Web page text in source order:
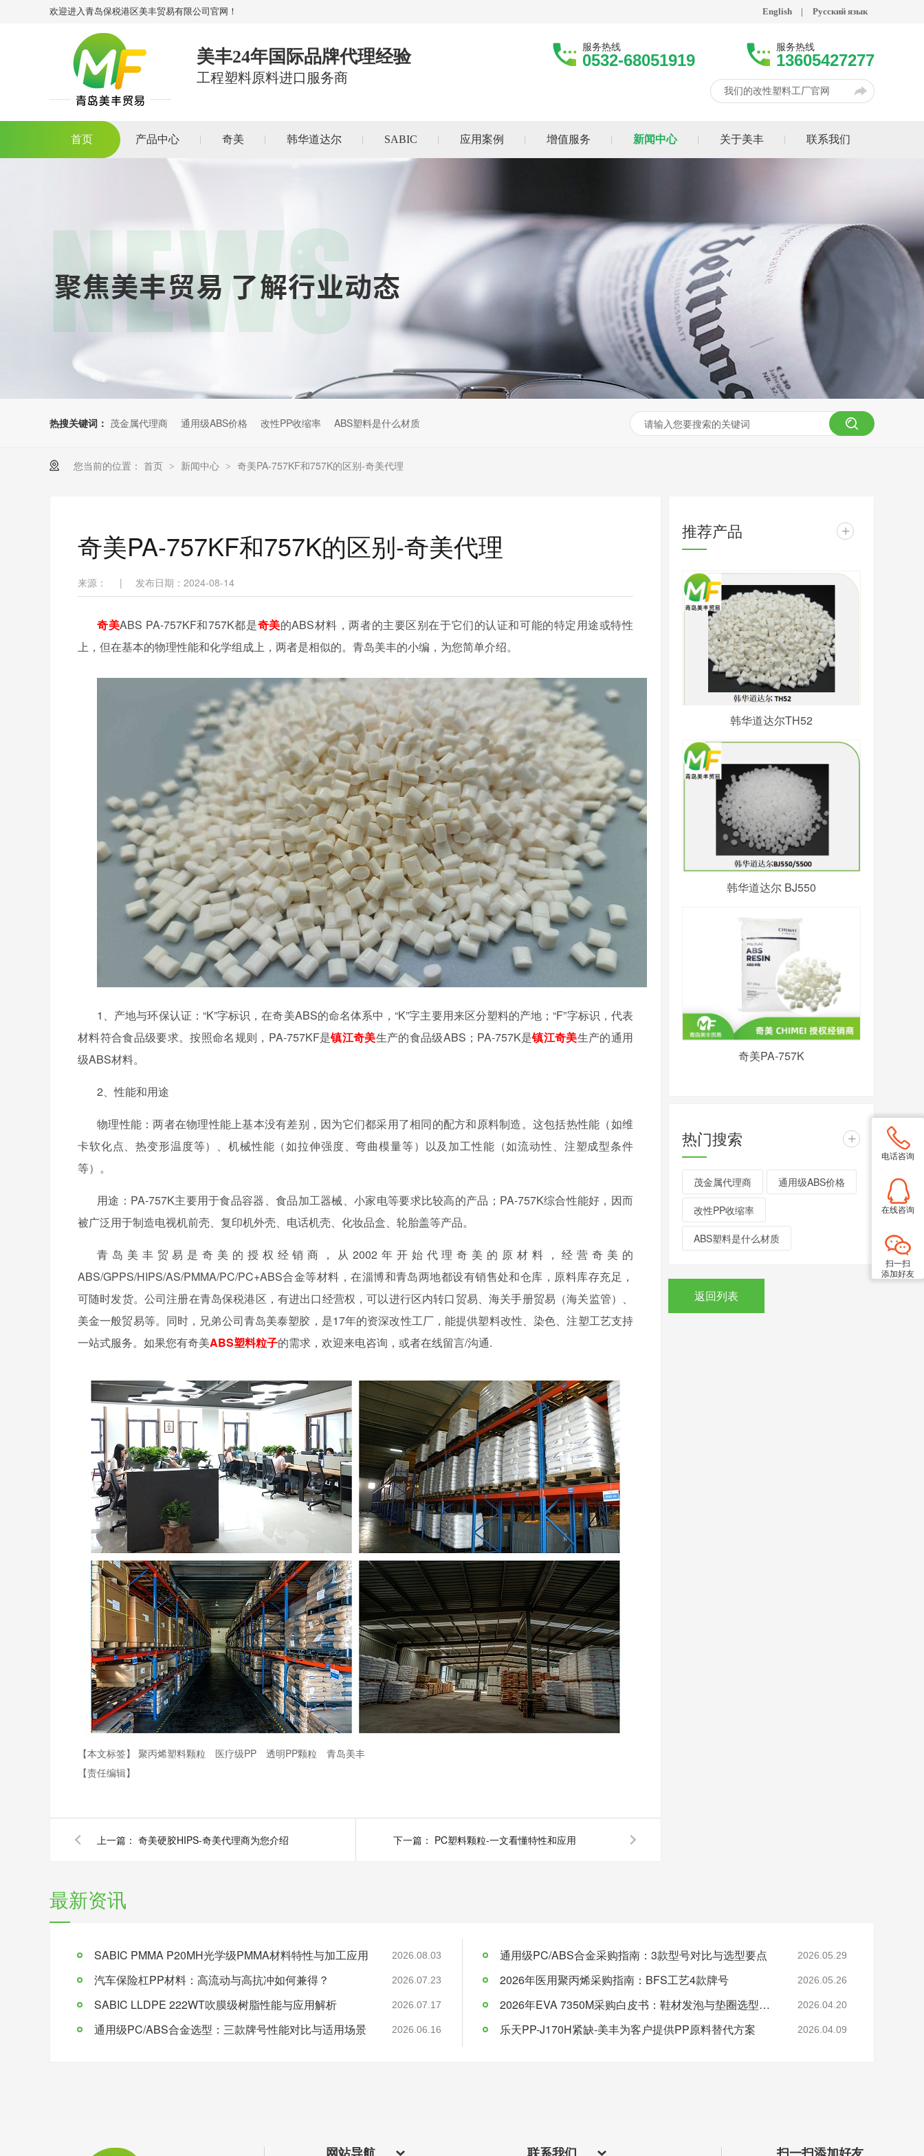
欢迎进入青岛保税港区美丰贸易有限公司官网！ English | Русский язык
美丰24年国际品牌代理经验
工程塑料原料进口服务商
服务热线
0532-68051919
服务热线
13605427277
我们的改性塑料工厂官网
首页 产品中心 奇美 韩华道达尔 SABIC 应用案例 增值服务 新闻中心 关于美丰 联系我们
热搜关键词： 茂金属代理商 通用级ABS价格 改性PP收缩率 ABS塑料是什么材质
您当前的位置： 首页 > 新闻中心 > 奇美PA-757KF和757K的区别-奇美代理
奇美PA-757KF和757K的区别-奇美代理
来源： | 发布日期：2024-08-14
奇美ABS PA-757KF和757K都是奇美的ABS材料，两者的主要区别在于它们的认证和可能的特定用途或特性
上，但在基本的物理性能和化学组成上，两者是相似的。青岛美丰的小编，为您简单介绍。
1、产地与环保认证：“K”字标识，在奇美ABS的命名体系中，“K”字主要用来区分塑料的产地；“F”字标识，代表
材料符合食品级要求。按照命名规则，PA-757KF是镇江奇美生产的食品级ABS；PA-757K是镇江奇美生产的通用
级ABS材料。
2、性能和用途
物理性能：两者在物理性能上基本没有差别，因为它们都采用了相同的配方和原料制造。这包括热性能（如维
卡软化点、热变形温度等）、机械性能（如拉伸强度、弯曲模量等）以及加工性能（如流动性、注塑成型条件
等）。
用途： PA-757K主要用于食品容器、食品加工器械、小家电等要求比较高的产品；PA-757K综合性能好，因而
被广泛用于制造电视机前壳、复印机外壳、电话机壳、化妆品盒、轮胎盖等产品。
青岛美丰贸易是奇美的授权经销商，从 2002年开始代理奇美的原材料，经营奇美的
ABS/GPPS/HIPS/AS/PMMA/PC/PC+ABS合金等材料，在淄博和青岛两地都设有销售处和仓库，原料库存充足，
可随时发货。公司注册在青岛保税港区，有进出口经营权，可以进行区内转口贸易、海关手册贸易（海关监管）、
美金一般贸易等。同时，兄弟公司青岛美泰塑胶，是17年的资深改性工厂，能提供塑料改性、染色、注塑工艺支持
一站式服务。如果您有奇美ABS塑料粒子的需求，欢迎来电咨询，或者在线留言/沟通.
【本文标签】 聚丙烯塑料颗粒 医疗级PP 透明PP颗粒
青岛美丰
【责任编辑】
上一篇： 奇美硬胶HIPS-奇美代理商为您介绍 下一篇： PC塑料颗粒-一文看懂特性和应用
推荐产品 +
韩华道达尔TH52
韩华道达尔 BJ550
奇美PA-757K
热门搜索 +
茂金属代理商 通用级ABS价格
改性PP收缩率
ABS塑料是什么材质
返回列表
最新资讯
SABIC PMMA P20MH光学级PMMA材料特性与加工应用 2026.08.03
汽车保险杠PP材料：高流动与高抗冲如何兼得？ 2026.07.23
SABIC LLDPE 222WT吹膜级树脂性能与应用解析 2026.07.17
通用级PC/ABS合金选型：三款牌号性能对比与适用场景 2026.06.16
通用级PC/ABS合金采购指南：3款型号对比与选型要点 2026.05.29
2026年医用聚丙烯采购指南：BFS工艺4款牌号 2026.05.26
2026年EVA 7350M采购白皮书：鞋材发泡与垫圈选型指南 2026.04.20
乐天PP-J170H紧缺-美丰为客户提供PP原料替代方案 2026.04.09
网站导航 联系我们 扫一扫添加好友
电话咨询
在线咨询
扫一扫
添加好友